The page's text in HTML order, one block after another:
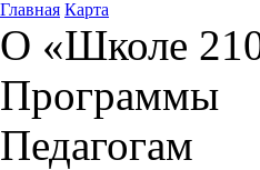
Главная Карта
О «Школе
Программы
Педагогам